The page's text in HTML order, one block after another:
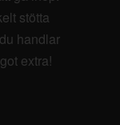
stötta
handlar
extra!